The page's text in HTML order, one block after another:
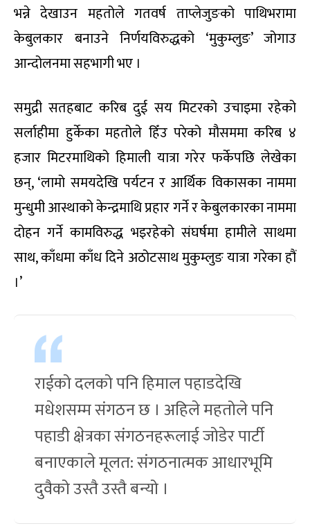
भन्ने देखाउन महतोले गतवर्ष ताप्लेजुङको पाथिभरामा
केबुलकार बनाउने निर्णयविरुद्धको ‘मुकुम्लुङ’ जोगाउ
आन्दोलनमा सहभागी भए ।
समुद्री सतहबाट करिब दुई सय मिटरको उचाइमा रहेको
सर्लाहीमा हुर्केका महतोले हिँउ परेको मौसममा करिब ४
हजार मिटरमाथिको हिमाली यात्रा गरेर फर्केपछि लेखेका
छन्, ‘लामो समयदेखि पर्यटन र आर्थिक विकासका नाममा
मुन्धुमी आस्थाको केन्द्रमाथि प्रहार गर्ने र केबुलकारका नाममा
दोहन गर्ने कामविरुद्ध भइरहेको संघर्षमा हामीले साथमा
साथ, काँधमा काँध दिने अठोटसाथ मुकुम्लुङ यात्रा गरेका हौं
।’
राईको दलको पनि हिमाल पहाडदेखि
मधेशसम्म संगठन छ । अहिले महतोले पनि
पहाडी क्षेत्रका संगठनहरूलाई जोडेर पार्टी
बनाएकाले मूलत: संगठनात्मक आधारभूमि
दुवैको उस्तै उस्तै बन्यो ।